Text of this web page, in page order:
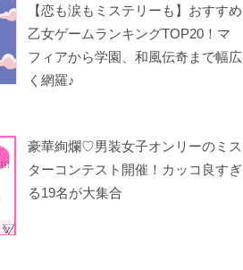
【恋も涙もミステリーも】おすすめ
乙女ゲームランキングTOP20！マ
フィアから学園、和風伝奇まで幅広
く網羅♪
豪華絢爛♡男装女子オンリーのミス
ターコンテスト開催！カッコ良すぎ
る19名が大集合